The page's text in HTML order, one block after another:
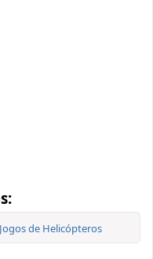
Jogos de Helicópteros